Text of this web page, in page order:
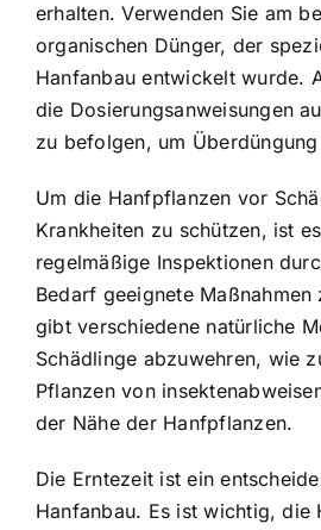
erhalten. Verwenden Sie am
organischen Dünger, der
Hanfanbau entwickelt wurde.
die Dosierungsanweisungen
zu befolgen, um
Um die Hanfpflanzen vor
Krankheiten zu schützen, ist
regelmäßige Inspektionen
Bedarf geeignete
gibt verschiedene natürliche
Schädlinge abzuwehren, wie
Pflanzen von
der Nähe der Hanfpflanzen.
Die Erntezeit ist ein
Hanfanbau. Es ist wichtig, die